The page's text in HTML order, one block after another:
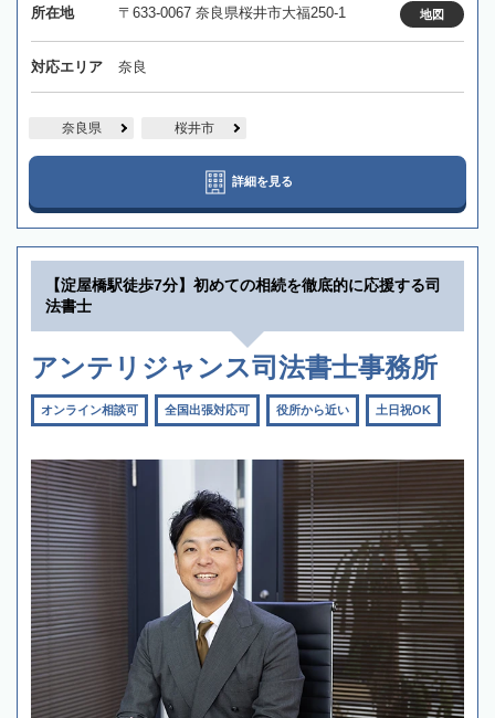
所在地 〒633-0067 奈良県桜井市大福250-1 地図
対応エリア 奈良
奈良県 桜井市
詳細を見る
【淀屋橋駅徒歩7分】初めての相続を徹底的に応援する司
法書士
アンテリジャンス司法書士事務所
オンライン相談可 全国出張対応可 役所から近い 土日祝OK